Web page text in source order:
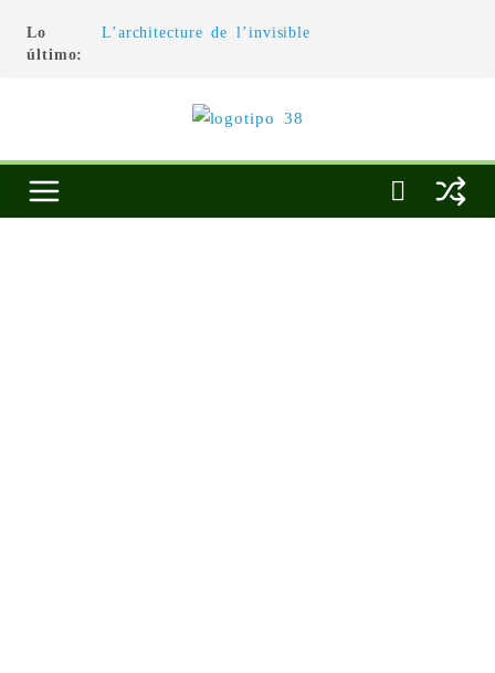
Lo
último:
L’architecture de l’invisible
Utopías de un viajero
conciencia